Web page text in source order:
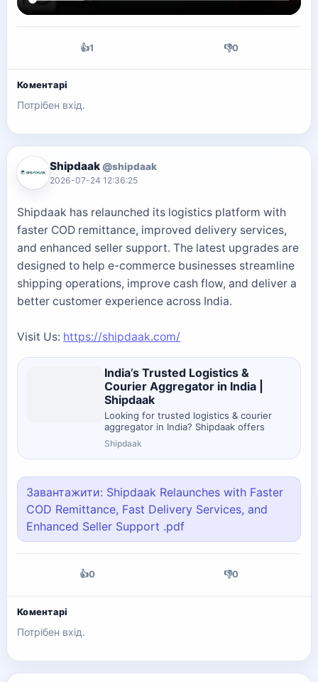
👍1 👎0
Коментарі
Потрібен вхід.
Shipdaak @shipdaak
2026-07-24 12:36:25
Shipdaak has relaunched its logistics platform with
faster COD remittance, improved delivery services,
and enhanced seller support. The latest upgrades are
designed to help e-commerce businesses streamline
shipping operations, improve cash flow, and deliver a
better customer experience across India.
Visit Us: https://shipdaak.com/
India’s Trusted Logistics &
Courier Aggregator in India |
Shipdaak
Looking for trusted logistics & courier
aggregator in India? Shipdaak offers
faster, cost-effective shipping. Sign up
now for stress-free deliveries!
Shipdaak
Завантажити: Shipdaak Relaunches with Faster
COD Remittance, Fast Delivery Services, and
Enhanced Seller Support .pdf
👍0 👎0
Коментарі
Потрібен вхід.